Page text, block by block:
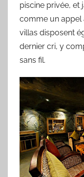
piscine privée, et
comme un appel
villas disposent
dernier cri, y
sans fil.